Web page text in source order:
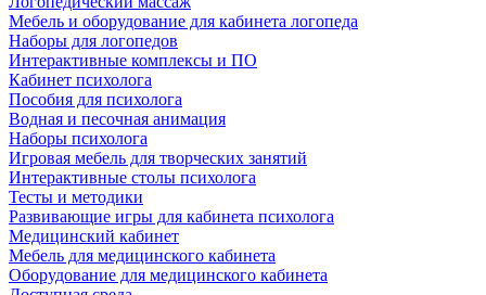
Мебель и оборудование для кабинета логопеда
Наборы для логопедов
Интерактивные комплексы и ПО
Кабинет психолога
Пособия для психолога
Водная и песочная анимация
Наборы психолога
Игровая мебель для творческих занятий
Интерактивные столы психолога
Тесты и методики
Развивающие игры для кабинета психолога
Медицинский кабинет
Мебель для медицинского кабинета
Оборудование для медицинского кабинета